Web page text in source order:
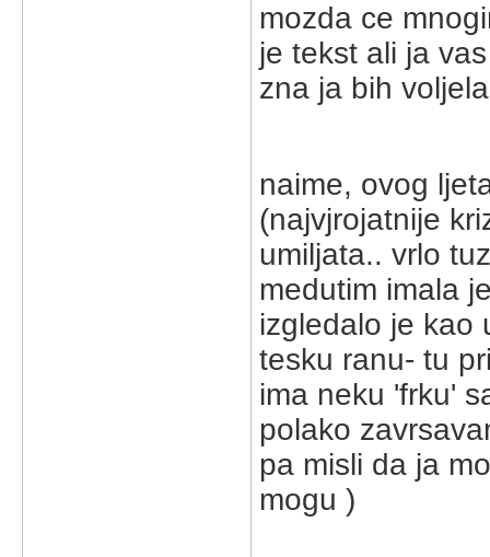
mozda ce
je tekst ali ja
zna ja bih
naime, ovog
(najvjrojatnije
umiljata.. vrlo
medutim imala
izgledalo je kao
tesku ranu- tu
ima neku 'frku'
polako
pa misli da ja
mogu )